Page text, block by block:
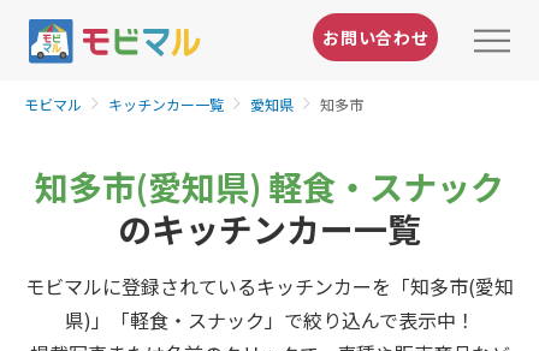
お問い合わせ
モビマル キッチンカー一覧 愛知県 知多市
知多市(愛知県) 軽食・スナック
のキッチンカー一覧
モビマルに登録されているキッチンカーを「知多市(愛知
県)」「軽食・スナック」で絞り込んで表示中！